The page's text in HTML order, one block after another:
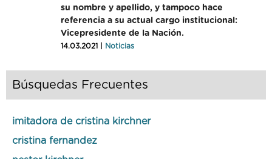
su nombre y apellido, y tampoco hace
referencia a su actual cargo institucional:
Vicepresidente de la Nación.
14.03.2021 | Noticias
Búsquedas Frecuentes
imitadora de cristina kirchner
cristina fernandez